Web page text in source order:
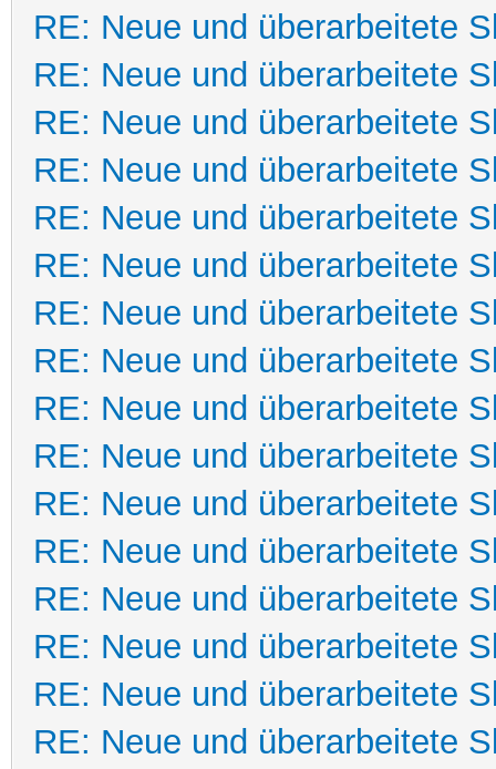
RE: Neue und überarbeitete
RE: Neue und überarbeitete
RE: Neue und überarbeitete
RE: Neue und überarbeitete
RE: Neue und überarbeitete
RE: Neue und überarbeitete
RE: Neue und überarbeitete
RE: Neue und überarbeitete
RE: Neue und überarbeitete
RE: Neue und überarbeitete
RE: Neue und überarbeitete
RE: Neue und überarbeitete
RE: Neue und überarbeitete
RE: Neue und überarbeitete
RE: Neue und überarbeitete
RE: Neue und überarbeitete